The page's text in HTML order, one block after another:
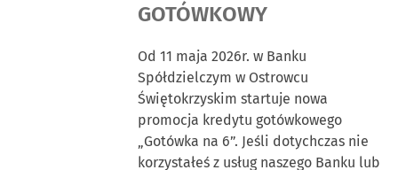
GOTÓWKOWY
Od 11 maja 2026r. w Banku
Spółdzielczym w Ostrowcu
Świętokrzyskim startuje nowa
promocja kredytu gotówkowego
„Gotówka na 6”. Jeśli dotychczas nie
korzystałeś z usług naszego Banku lub